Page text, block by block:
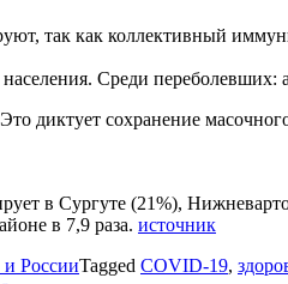
так как коллективный
Среди
диктует сохранение
в Сургуте (21%),
в 7,9 раза. источник
РоссииTagged COVID-19,